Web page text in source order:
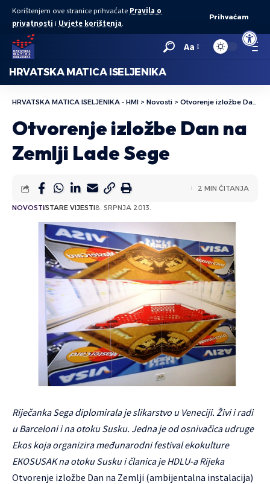
Open
Korištenjem ove stranice prihvaćate Pravila o
privatnosti i Uvjete korištenja.
Prihvaćam
Aa
HRVATSKA MATICA ISELJENIKA
HRVATSKA MATICA ISELJENIKA - HMI > Novosti > Otvorenje izložbe Dan na Zemlji Lade Sege
Otvorenje izložbe Dan na
Zemlji Lade Sege
NOVOSTISTARE VIJESTI8. SRPNJA 2013.
2 MIN ČITANJA
Riječanka Sega diplomirala je slikarstvo u Veneciji. Živi i radi
u Barceloni i na otoku Susku. Jedna je od osnivačica udruge
Ekos koja organizira međunarodni festival ekokulture
EKOSUSAK na otoku Susku i članica je HDLU-a Rijeka
Otvorenje izložbe Dan na Zemlji (ambijentalna instalacija)